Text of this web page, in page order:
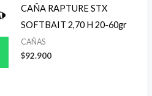
CAÑA RAPTURE STX
SOFTBAIT 2,70 H 20-60gr
CAÑAS
$92.900